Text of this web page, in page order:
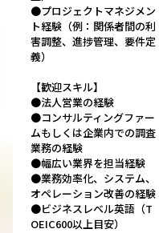
●プロジェクトマネジメン
ト経験（例：関係者間の利
害調整、進捗管理、要件定
義）
【歓迎スキル】
●法人営業の経験
●コンサルティングファー
ムもしくは企業内での調査
業務の経験
●幅広い業界を担当経験
●業務効率化、システム、
オペレーション改善の経験
●ビジネスレベル英語（T
OEIC600以上目安）